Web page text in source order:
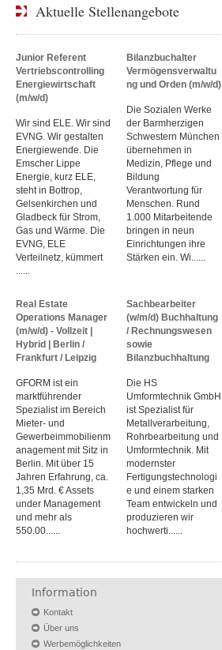
Aktuelle Stellenangebote
Junior Referent
Vertriebscontrolling
Energiewirtschaft
(m/w/d)
Wir sind ELE. Wir sind
EVNG. Wir gestalten
Energiewende. Die
Emscher Lippe
Energie, kurz ELE,
steht in Bottrop,
Gelsenkirchen und
Gladbeck für Strom,
Gas und Wärme. Die
EVNG, ELE
Verteilnetz, kümmert
Bilanzbuchalter
Vermögensverwaltu
ng und Orden (m/w/d)
Die Sozialen Werke
der Barmherzigen
Schwestern München
übernehmen in
Medizin, Pflege und
Bildung
Verantwortung für
Menschen. Rund
1.000 Mitarbeitende
bringen in neun
Einrichtungen ihre
Stärken ein. Wi......
Real Estate
Operations Manager
(m/w/d) - Vollzeit |
Hybrid | Berlin /
Frankfurt / Leipzig
GFORM ist ein
marktführender
Spezialist im Bereich
Mieter- und
Gewerbeimmobilienm
anagement mit Sitz in
Berlin. Mit über 15
Jahren Erfahrung, ca.
1,35 Mrd. € Assets
under Management
und mehr als
550.00......
Sachbearbeiter
(w/m/d) Buchhaltung
/ Rechnungswesen
sowie
Bilanzbuchhaltung
Die HS
Umformtechnik GmbH
ist Spezialist für
Metallverarbeitung,
Rohrbearbeitung und
Umformtechnik. Mit
modernster
Fertigungstechnologi
e und einem starken
Team entwickeln und
produzieren wir
hochwerti......
Information
Kontakt
Über uns
Werbemöglichkeiten